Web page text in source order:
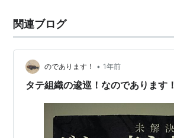
関連ブログ
のであります！ • 1年前
タテ組織の逡巡！なのであります！